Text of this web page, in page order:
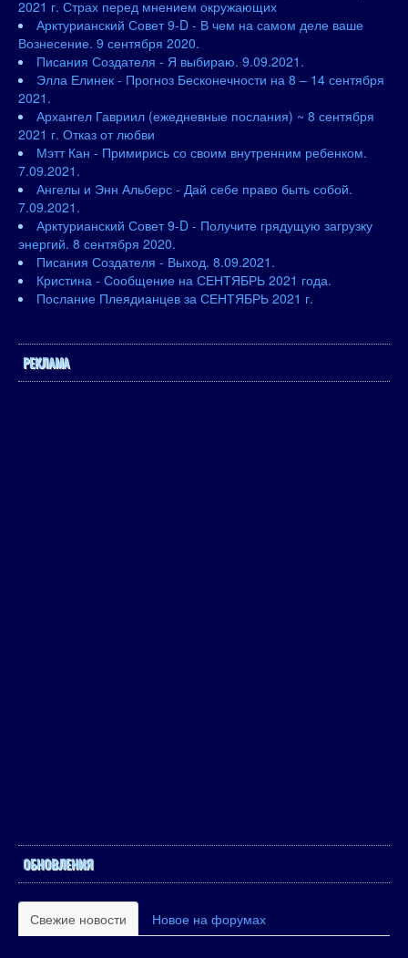
2021 г. Страх перед мнением окружающих
Арктурианский Совет 9-D - В чем на самом деле ваше
Вознесение. 9 сентября 2020.
Писания Создателя - Я выбираю. 9.09.2021.
Элла Елинек - Прогноз Бесконечности на 8 – 14 сентября
2021.
Архангел Гавриил (ежедневные послания) ~ 8 сентября
2021 г. Отказ от любви
Мэтт Кан - Примирись со своим внутренним ребенком.
7.09.2021.
Ангелы и Энн Альберс - Дай себе право быть собой.
7.09.2021.
Арктурианский Совет 9-D - Получите грядущую загрузку
энергий. 8 сентября 2020.
Писания Создателя - Выход. 8.09.2021.
Кристина - Сообщение на СЕНТЯБРЬ 2021 года.
Послание Плеядианцев за СЕНТЯБРЬ 2021 г.
РЕКЛАМА
ОБНОВЛЕНИЯ
Свежие новости Новое на форумах